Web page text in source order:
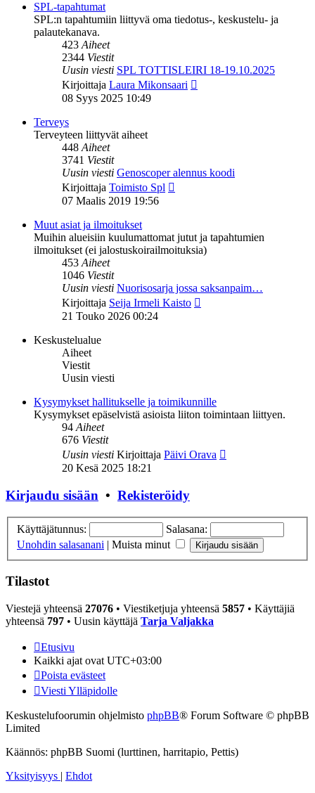
SPL-tapahtumat
SPL:n tapahtumiin liittyvä oma tiedotus-, keskustelu- ja
palautekanava.
423Aiheet
2344 Viestit
Uusin viesti SPL TOTTISLEIRI 18-19.10.2025
Kirjoittaja Laura Mikonsaari
08 Syys 2025 10:49
Terveys
Terveyteen liittyvät aiheet
448Aiheet
3741 Viestit
Uusin viesti Genoscoper alennus koodi
Kirjoittaja Toimisto Spl
07 Maalis 2019 19:56
Muut asiat ja ilmoitukset
Muihin alueisiin kuulumattomat jutut ja tapahtumien
ilmoitukset (ei jalostuskoirailmoituksia)
453Aiheet
1046 Viestit
Uusin viesti Nuorisosarja jossa saksanpaim…
Kirjoittaja Seija Irmeli Kaisto
21 Touko 2026 00:24
Keskustelualue
Aiheet
Viestit
Uusin viesti
Kysymykset hallitukselle ja toimikunnille
Kysymykset epäselvistä asioista liiton toimintaan liittyen.
94Aiheet
676 Viestit
Uusin viesti Kirjoittaja Päivi Orava
20 Kesä 2025 18:21
Kirjaudu sisään • Rekisteröidy
Käyttäjätunnus:
Salasana:
Unohdin salasanani | Muista minut
Tilastot
Viestejä yhteensä 27076 • Viestiketjuja yhteensä 5857 • Käyttäjiä
yhteensä 797 • Uusin käyttäjä Tarja Valjakka
Etusivu
Kaikki ajat ovat UTC+03:00
Poista evästeet
Viesti Ylläpidolle
Keskustelufoorumin ohjelmisto phpBB® Forum Software © phpBB
Limited
Käännös: phpBB Suomi (lurttinen, harritapio, Pettis)
Yksityisyys | Ehdot